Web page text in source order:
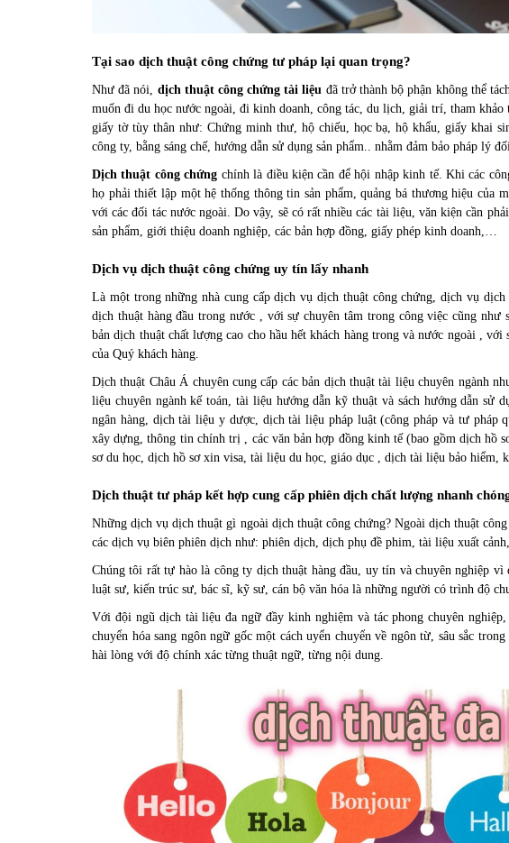
Tại sao dịch thuật công chứng tư pháp lại quan trọng?
Như đã nói, dịch thuật công chứng tài liệu đã trở thành bộ phận không thể
muốn đidu học nước ngoài, đi kinh doanh, công tác, du lịch, giải trí, tham
giấy tờ tùy thân như: Chứng minh thư, hộ chiếu, học bạ, hộ khẩu, giấy khai
công ty, bằng sáng chế, hướng dẫn sử dụng sản phẩm.. nhằm đảm bảo pháp lý
Dịch thuật công chứng chính là điều kiện cần để hội nhập kinh tế. Khi các
họ phải thiết lập một hệ thống thông tin sản phẩm, quảng bá thương hiệu
với các đối tác nước ngoài. Do vậy, sẽ có rất nhiều các tài liệu, văn kiện cần
sản phẩm, giới thiệu doanh nghiệp, các bản hợp đồng, giấy phép kinh doanh,…
Dịch vụ dịch thuật công chứng uy tín lấy nhanh
Là một trong những nhà cung cấp dịch vụ dịch thuật công chứng, dịch vụ
dịch thuật hàng đầu trong nước , với sự chuyên tâm trong công việc cũng
bản dịch thuật chất lượng cao cho hầu hết khách hàng trong và nước ngoài ,
của Quý khách hàng.
Dịch thuật Châu Á chuyên cung cấp các bản dịch thuật tài liệu chuyên ngành
liệu chuyên ngành kế toán, tài liệu hướng dẫn kỹ thuật và sách hướng dẫn sử
ngân hàng, dịch tài liệu y dược, dịch tài liệu pháp luật(công pháp và tư pháp
xây dựng, thông tin chính trị , các văn bản hợp đồng kinh tế (bao gồm dịch hồ
sơ du học, dịch hồ sơ xin visa, tài liệu du học, giáo dục , dịch tài liệu bảo hiểm,
Dịch thuật tư pháp kết hợp cung cấp phiên dịch chất lượng nhanh
Những dịch vụ dịch thuật gì ngoài dịch thuật công chứng? Ngoài dịch thuật
các dịch vụ biên phiên dịch như: phiên dịch, dịch phụ đề phim, tài liệu xuất
Chúng tôi rất tự hào là công ty dịch thuật hàng đầu, uy tín và chuyên nghiệp
luật sư, kiến trúc sư, bác sĩ, kỹ sư, cán bộ văn hóa là những người có trình độ
Với đội ngũ dịch tài liệu đa ngữ đầy kinh nghiệm và tác phong chuyên
chuyển hóa sang ngôn ngữ gốc một cách uyển chuyển về ngôn từ, sâu sắc
hài lòng với độ chính xác từng thuật ngữ, từng nội dung.